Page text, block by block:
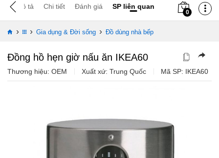
Mô tả Chi tiết Đánh giá SP liên quan
0
› › Gia dụng & Đời sống › Đồ dùng nhà bếp
Đồng hồ hẹn giờ nấu ăn IKEA60
Thương hiệu: OEM Xuất xứ: Trung Quốc Mã SP: IKEA60